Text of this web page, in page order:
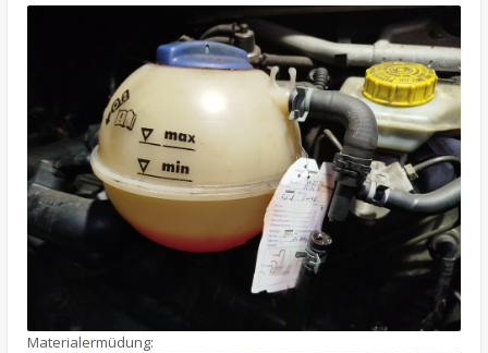
Materialermüdung: